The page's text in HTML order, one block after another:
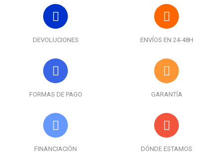
DEVOLUCIONES ENVÍOS EN 24-48H
FORMAS DE PAGO GARANTÍA
FINANCIACIÓN DÓNDE ESTAMOS